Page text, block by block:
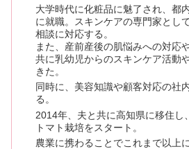
大学時代に化粧品に魅了され、都
に就職。スキンケアの専門家とし
相談に対応する。
また、産前産後の肌悩みへの対応
共に乳幼児からのスキンケア活動
きた。
同時に、美容知識や顧客対応の社
る。
2014年、夫と共に高知県に移住し
トマト栽培をスタート。
農業に携わることでこれまで以上